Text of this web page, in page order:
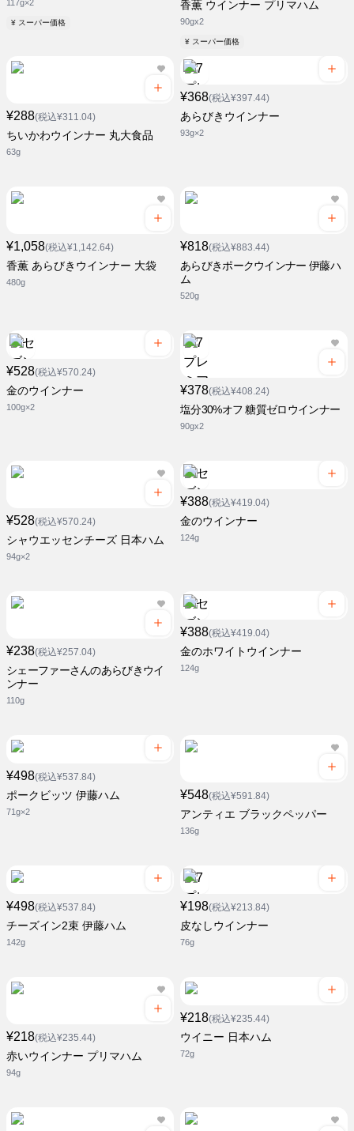
117g×2
¥ スーパー価格
香薫 ウインナー プリマハム
90gx2
¥ スーパー価格
¥288(税込¥311.04)
ちいかわウインナー 丸大食品
63g
¥368(税込¥397.44)
あらびきウインナー
93g×2
¥1,058(税込¥1,142.64)
香薫 あらびきウインナー 大袋
480g
¥818(税込¥883.44)
あらびきポークウインナー 伊藤ハ
ム
520g
¥528(税込¥570.24)
金のウインナー
100g×2
¥378(税込¥408.24)
塩分30%オフ 糖質ゼロウインナー
90gx2
¥528(税込¥570.24)
シャウエッセンチーズ 日本ハム
94g×2
¥388(税込¥419.04)
金のウインナー
124g
¥238(税込¥257.04)
シェーファーさんのあらびきウイ
ンナー
110g
¥388(税込¥419.04)
金のホワイトウインナー
124g
¥498(税込¥537.84)
ポークビッツ 伊藤ハム
71g×2
¥548(税込¥591.84)
アンティエ ブラックペッパー
136g
¥498(税込¥537.84)
チーズイン2束 伊藤ハム
142g
¥198(税込¥213.84)
皮なしウインナー
76g
¥218(税込¥235.44)
赤いウインナー プリマハム
94g
¥218(税込¥235.44)
ウイニー 日本ハム
72g